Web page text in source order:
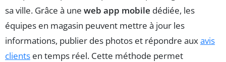
sa ville. Grâce à une web app mobile dédiée, les
équipes en magasin peuvent mettre à jour les
informations, publier des photos et répondre auxavis
clients en temps réel. Cette méthode permet